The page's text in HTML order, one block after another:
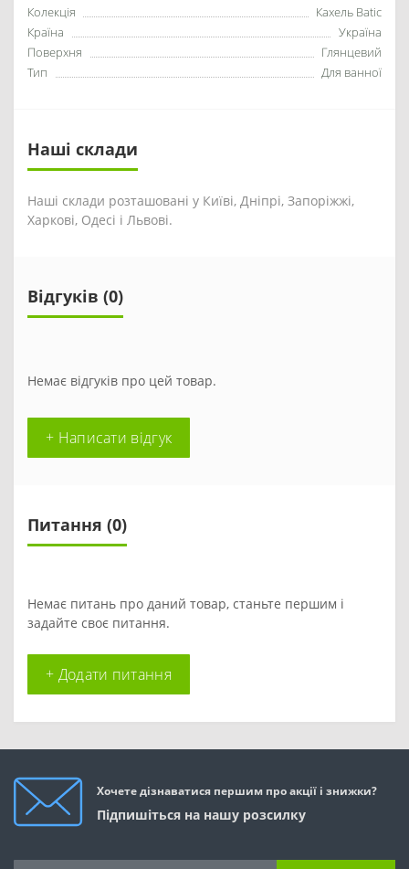
Колекція
Кахель Batic
Країна
Україна
Поверхня
Глянцевий
Тип
Для ванної
Наші склади
Наші склади розташовані у Київі, Дніпрі, Запоріжжі,
Харкові, Одесі і Львові.
Відгуків (0)
Немає відгуків про цей товар.
+ Написати відгук
Питання (0)
Немає питань про даний товар, станьте першим і
задайте своє питання.
+ Додати питання
Хочете дізнаватися першим про акції і знижки?
Підпишіться на нашу розсилку